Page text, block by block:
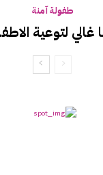
طفولة آمنة
غالي لتوعية